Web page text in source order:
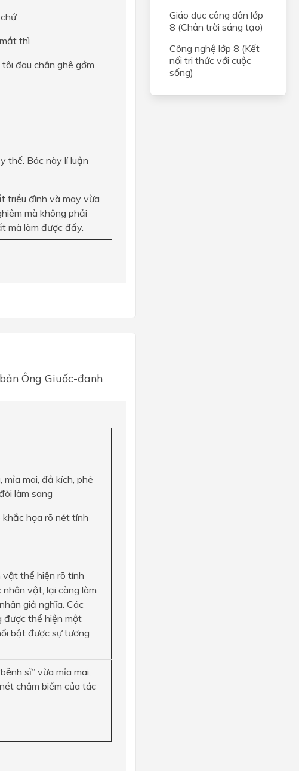
thì
đau chân ghê gớm.
thế. Bác này lí luận
đình và may vừa
mà không phải
mà làm được đấy.
Ông Giuốc-đanh
mai, đả kích, phê
làm sang
họa rõ nét tính
vật thể hiện rõ tính
vật, lại càng làm
giả nghĩa. Các
được thể hiện một
bật được sự tương
sĩ” vừa mỉa mai,
châm biếm của tác
Giáo dục công dân lớp
8 (Chân trời sáng tạo)
Công nghệ lớp 8 (Kết
nối tri thức với cuộc
sống)